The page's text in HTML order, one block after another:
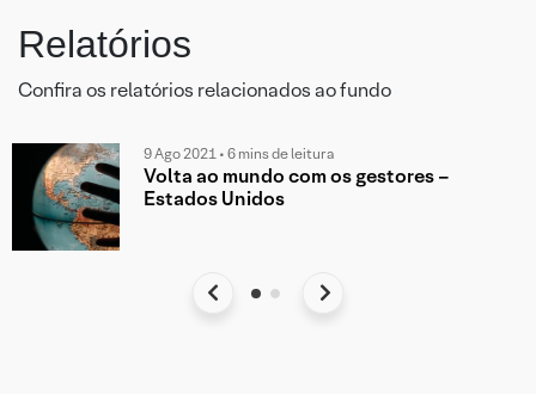
Relatórios
Confira os relatórios relacionados ao fundo
9 Ago 2021 • 6 mins de leitura
Volta ao mundo com os gestores –
Estados Unidos